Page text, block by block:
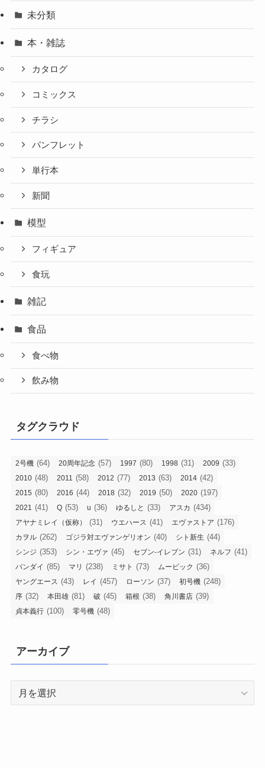
未分類
本・雑誌
カタログ
コミックス
チラシ
パンフレット
単行本
新聞
模型
フィギュア
食玩
雑記
食品
食べ物
飲み物
タグクラウド
2号機 (64) 20周年記念 (57) 1997 (80) 1998 (31) 2009 (33)
2010 (48) 2011 (58) 2012 (77) 2013 (63) 2014 (42)
2015 (80) 2016 (44) 2018 (32) 2019 (50) 2020 (197)
2021 (41) Q (53) u (36) ゆるしと (33) アスカ (434)
アヤナミレイ（仮称） (31) ウエハース (41) エヴァストア (176)
カヲル (262) ゴジラ対エヴァンゲリオン (40) シト新生 (44)
シンジ (353) シン・エヴァ (45) セブン-イレブン (31) ネルフ (41)
バンダイ (85) マリ (238) ミサト (73) ムービック (36)
ヤングエース (43) レイ (457) ローソン (37) 初号機 (248)
序 (32) 本田雄 (81) 破 (45) 箱根 (38) 角川書店 (39)
貞本義行 (100) 零号機 (48)
アーカイブ